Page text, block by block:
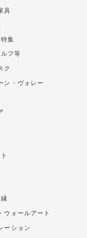
具
集
フ等
ク
ン・ヴォレー
ウォールアート
ーション